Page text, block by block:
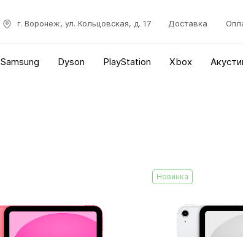
г. Воронеж, ул. Кольцовская, д. 17 Доставка
Samsung Dyson PlayStation Xbox
Новинка